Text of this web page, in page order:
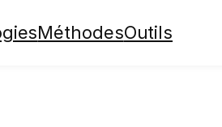
MéthodesOutils